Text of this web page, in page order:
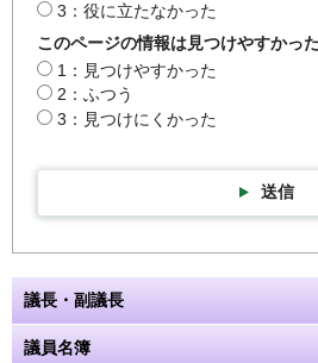
3：役に立たなかった
このページの情報は見つけやすかっ
1：見つけやすかった
2：ふつう
3：見つけにくかった
送信
議長・副議長
議員名簿